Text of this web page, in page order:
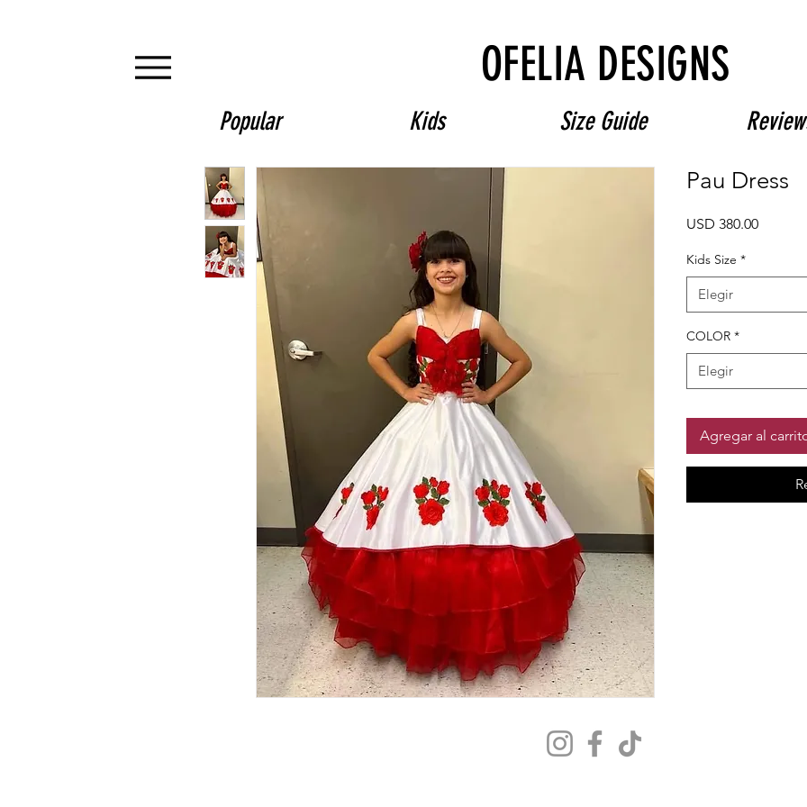
OFELIA DESIGNS
Popular Kids Size Guide
Pau Dress
USD 380.00Precio
Kids Size *
Elegir
COLOR *
Elegir
Agregar al